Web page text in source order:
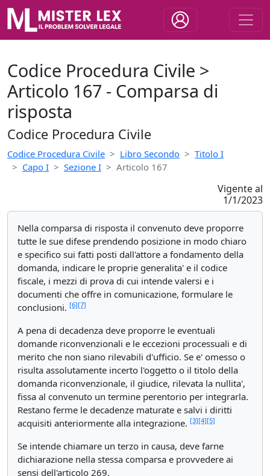
Codice Procedura Civile >
Articolo 167 - Comparsa di
risposta
Codice Procedura Civile
Codice Procedura Civile Libro Secondo
Titolo I
Capo I
Sezione I Articolo 167
Vigente al
1/1/2023
Nella comparsa di risposta il convenuto deve proporre
tutte le sue difese prendendo posizione in modo chiaro
e specifico sui fatti posti dall'attore a fondamento della
domanda, indicare le proprie generalita' e il codice
fiscale, i mezzi di prova di cui intende valersi e i
documenti che offre in comunicazione, formulare le
conclusioni. [6][7]
A pena di decadenza deve proporre le eventuali
domande riconvenzionali e le eccezioni processuali e di
merito che non siano rilevabili d'ufficio. Se e' omesso o
risulta assolutamente incerto l'oggetto o il titolo della
domanda riconvenzionale, il giudice, rilevata la nullita',
fissa al convenuto un termine perentorio per integrarla.
Restano ferme le decadenze maturate e salvi i diritti
acquisiti anteriormente alla integrazione. [3][4][5]
Se intende chiamare un terzo in causa, deve farne
dichiarazione nella stessa comparsa e provvedere ai
sensi dell'articolo 269.